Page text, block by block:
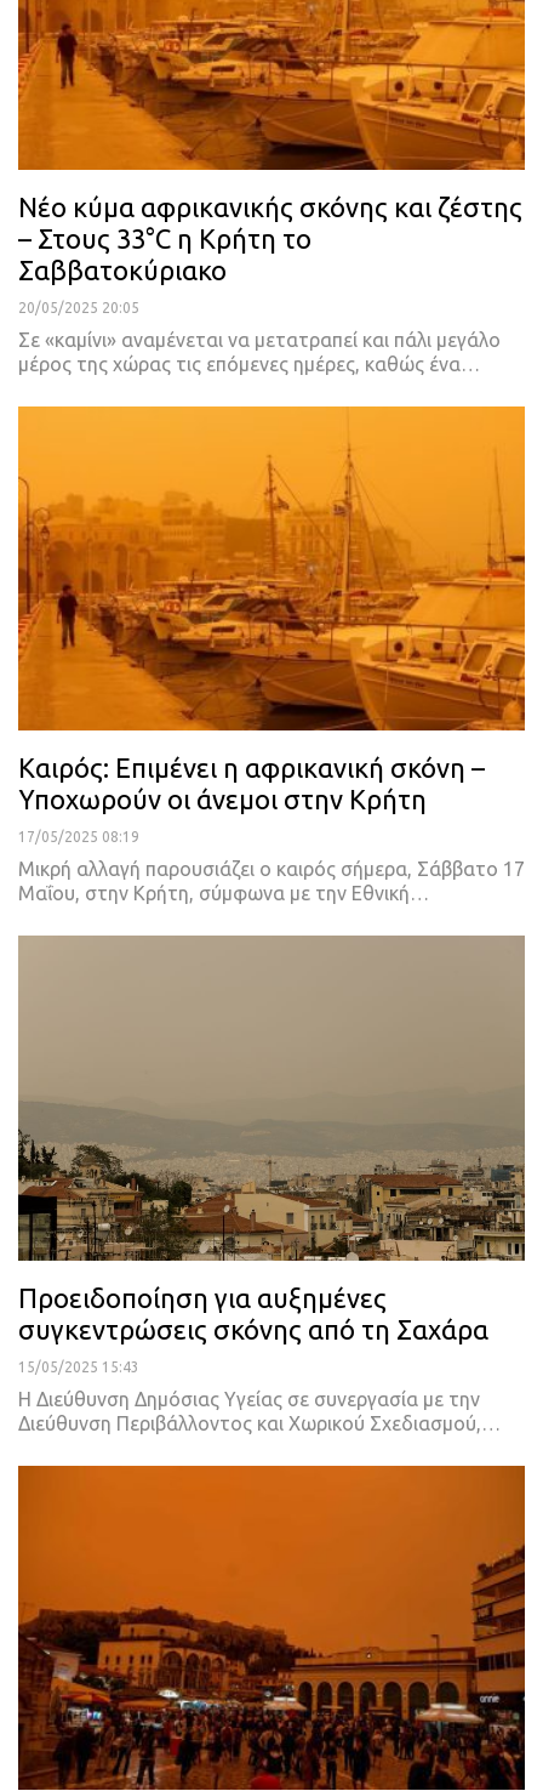
Νέο κύμα αφρικανικής σκόνης και ζέστης
– Στους 33°C η Κρήτη το
Σαββατοκύριακο
20/05/2025 20:05
Σε «καμίνι» αναμένεται να μετατραπεί και πάλι μεγάλο
μέρος της χώρας τις επόμενες ημέρες, καθώς ένα…
Καιρός: Επιμένει η αφρικανική σκόνη –
Υποχωρούν οι άνεμοι στην Κρήτη
17/05/2025 08:19
Μικρή αλλαγή παρουσιάζει ο καιρός σήμερα, Σάββατο 17
Μαΐου, στην Κρήτη, σύμφωνα με την Εθνική…
Προειδοποίηση για αυξημένες
συγκεντρώσεις σκόνης από τη Σαχάρα
15/05/2025 15:43
Η Διεύθυνση Δημόσιας Υγείας σε συνεργασία με την
Διεύθυνση Περιβάλλοντος και Χωρικού Σχεδιασμού,…